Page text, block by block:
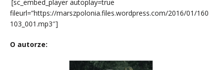
[sc_embed_player autoplay=true
fileurl=”https://marszpolonia.files.wordpress.com/2016/01/160
103_001.mp3″]
O autorze: